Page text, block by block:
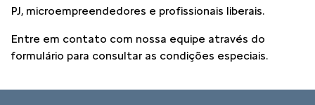
PJ, microempreendedores e profissionais liberais.
Entre em contato com nossa equipe através do
formulário para consultar as condições especiais.